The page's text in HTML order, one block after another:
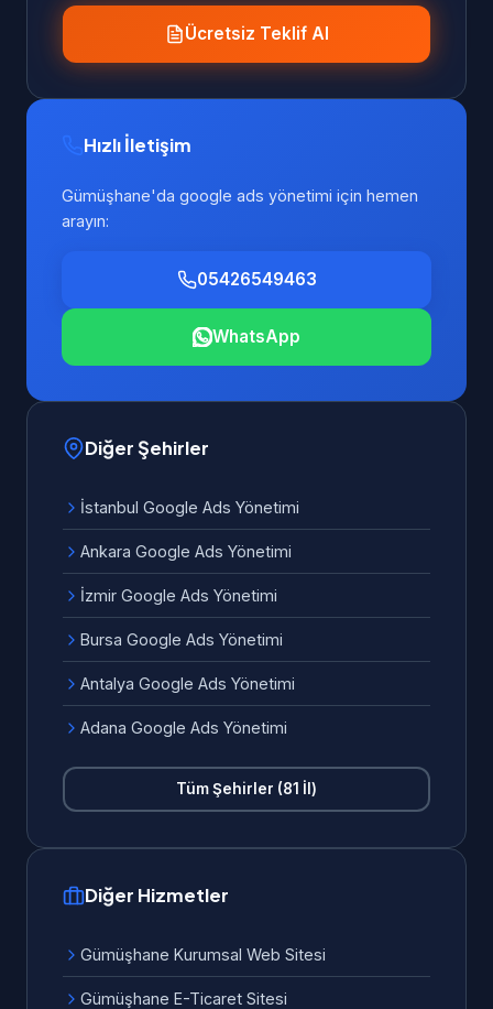
Ücretsiz Teklif Al
Hızlı İletişim
Gümüşhane'da google ads yönetimi için hemen
arayın:
05426549463
WhatsApp
Diğer Şehirler
İstanbul Google Ads Yönetimi
Ankara Google Ads Yönetimi
İzmir Google Ads Yönetimi
Bursa Google Ads Yönetimi
Antalya Google Ads Yönetimi
Adana Google Ads Yönetimi
Tüm Şehirler (81 İl)
Diğer Hizmetler
Gümüşhane Kurumsal Web Sitesi
Gümüşhane E-Ticaret Sitesi